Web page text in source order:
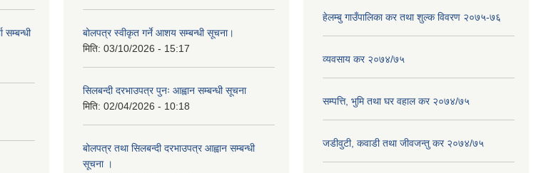
सम्बन्धी
बोलपत्र स्वीकृत गर्ने आशय सम्बन्धी सूचना।
मिति: 03/10/2026 - 15:17
सिलबन्दी दरभाउपत्र पुनः आह्वान सम्बन्धी सूचना
मिति: 02/04/2026 - 10:18
बोलपत्र तथा सिलबन्दी दरभाउपत्र आह्वान सम्बन्धी
सूचना ।
हेलम्बु गाउँपालिका कर तथा शुल्क विवरण २०७५-७६
व्यवसाय कर २०७४/७५
सम्पत्ति, भुमि तथा घर वहाल कर २०७४/७५
जडीवुटी, कवाडी तथा जीवजन्तु कर २०७४/७५